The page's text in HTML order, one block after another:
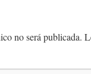
no será publicada.